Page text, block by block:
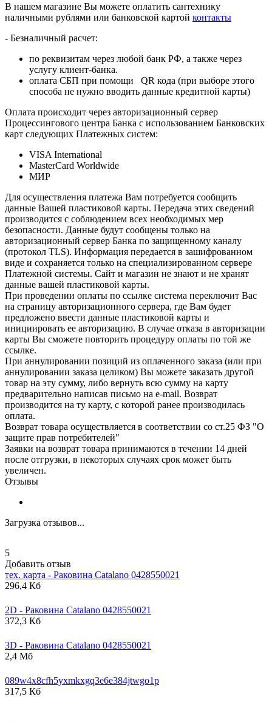
В нашем магазине Вы можете оплатить сантехнику
наличными рублями или банковской картой контакты
- Безналичный расчет:
по реквизитам через любой банк РФ, а также через
услугу клиент-банка.
оплата СБП при помощи QR кода (при выборе этого
способа не нужно вводить данные кредитной карты)
Оплата происходит через авторизационный сервер
Процессингового центра Банка с использованием Банковских
карт следующих Платежных систем:
VISA International
MasterCard Worldwide
МИР
Для осуществления платежа Вам потребуется сообщить
данные Вашей пластиковой карты. Передача этих сведений
производится с соблюдением всех необходимых мер
безопасности. Данные будут сообщены только на
авторизационный сервер Банка по защищенному каналу
(протокол TLS). Информация передается в зашифрованном
виде и сохраняется только на специализированном сервере
Платежной системы. Сайт и магазин не знают и не хранят
данные вашей пластиковой карты.
При проведении оплаты по ссылке система переключит Вас
на страницу авторизационного сервера, где Вам будет
предложено ввести данные пластиковой карты и
инициировать ее авторизацию. В случае отказа в авторизации
карты Вы сможете повторить процедуру оплаты по той же
ссылке.
При аннулировании позиций из оплаченного заказа (или при
аннулировании заказа целиком) Вы можете заказать другой
товар на эту сумму, либо вернуть всю сумму на карту
предварительно написав письмо на e-mail. Возврат
производится на ту карту, с которой ранее производилась
оплата.
Возврат товара осуществляется в соответствии со ст.25 ФЗ "О
защите прав потребителей"
Заявки на возврат товара принимаются в течении 14 дней
после отгрузки, в некоторых случаях срок может быть
увеличен.
Отзывы
Загрузка отзывов...
5
Добавить отзыв
тех. карта - Раковина Catalano 0428550021
296,4 Кб
2D - Раковина Catalano 0428550021
372,3 Кб
3D - Раковина Catalano 0428550021
2,4 Мб
089w4x8cfh5yxmkxgq3e6e384jtwgo1p
317,5 Кб